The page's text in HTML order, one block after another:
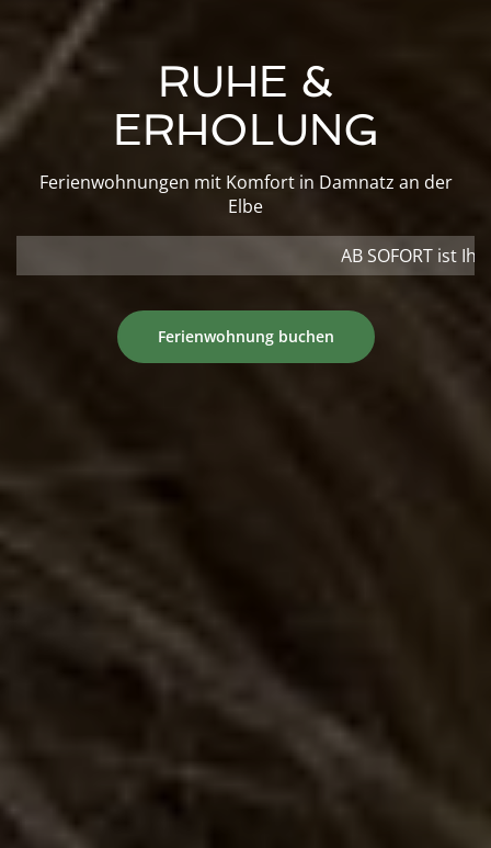
RUHE &
ERHOLUNG
Ferienwohnungen mit Komfort in Damnatz an der
AB SOFORT ist Ihre Abreise TÄGLICH
Ferienwohnung buchen